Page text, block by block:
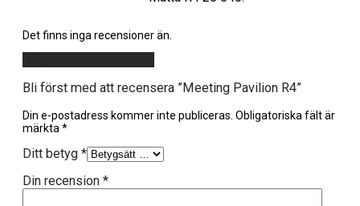
Det finns inga recensioner än.
Bli först med att recensera ”Meeting Pavilion R4”
Din e-postadress kommer inte publiceras. Obligatoriska fält är
märkta *
Ditt betyg *
Din recension *